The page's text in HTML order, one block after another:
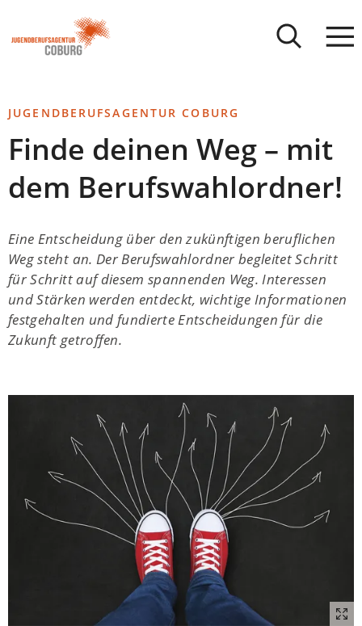
INHALT ANSPRINGEN
Coburg
JUGENDBERUFSAGENTUR COBURG
Finde deinen Weg – mit
dem Berufswahlordner!
Eine Entscheidung über den zukünftigen beruflichen
Weg steht an. Der Berufswahlordner begleitet Schritt
für Schritt auf diesem spannenden Weg. Interessen
und Stärken werden entdeckt, wichtige Informationen
festgehalten und fundierte Entscheidungen für die
Zukunft getroffen.